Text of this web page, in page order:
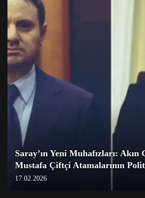
Saray’ın Yeni Muhafızları: Akın
Mustafa Çiftçi Atamalarının
17.02.2026